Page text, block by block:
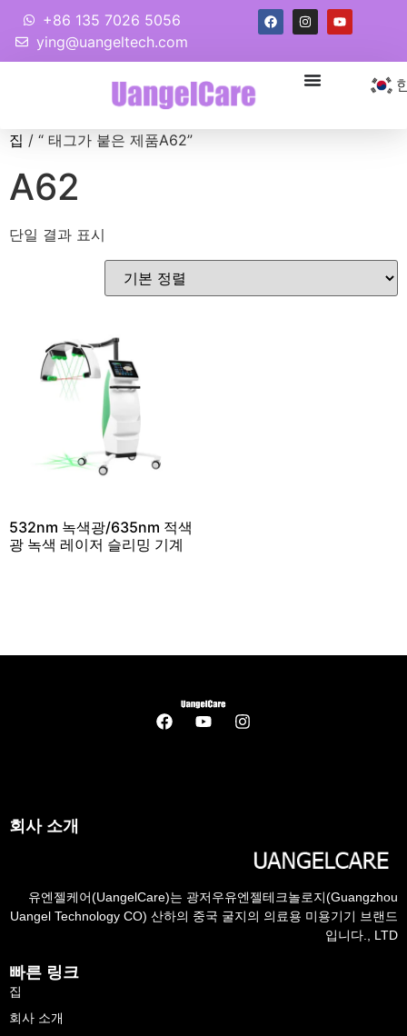
+86 135 7026 5056
ying@uangeltech.com
집 / “ 태그가 붙은 제품A62”
A62
단일 결과 표시
532nm 녹색광/635nm 적색
광 녹색 레이저 슬리밍 기계
회사 소개
유엔젤케어(UangelCare)는 광저우유엔젤테크놀로지(Guangzhou
Uangel Technology CO) 산하의 중국 굴지의 의료용 미용기기 브랜드
입니다., LTD
빠른 링크
집
회사 소개